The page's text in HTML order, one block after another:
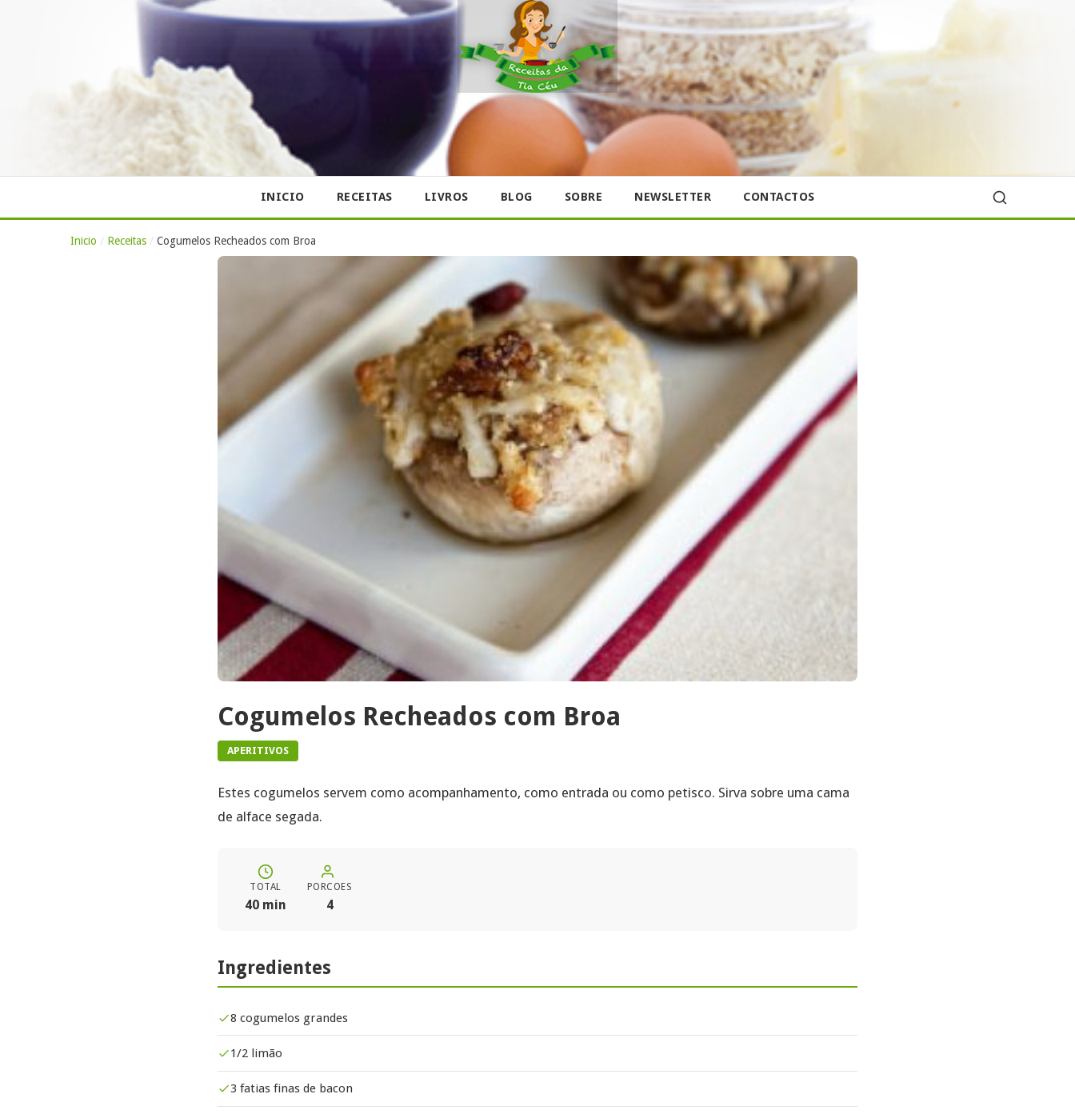
INICIO RECEITAS LIVROS BLOG SOBRE NEWSLETTER CONTACTOS
Inicio / Receitas / Cogumelos Recheados com Broa
Cogumelos Recheados com Broa
APERITIVOS
Estes cogumelos servem como acompanhamento, como entrada ou como petisco. Sirva sobre uma cama
de alface segada.
TOTAL
40 min
PORCOES
4
Ingredientes
8 cogumelos grandes
1/2 limão
3 fatias finas de bacon